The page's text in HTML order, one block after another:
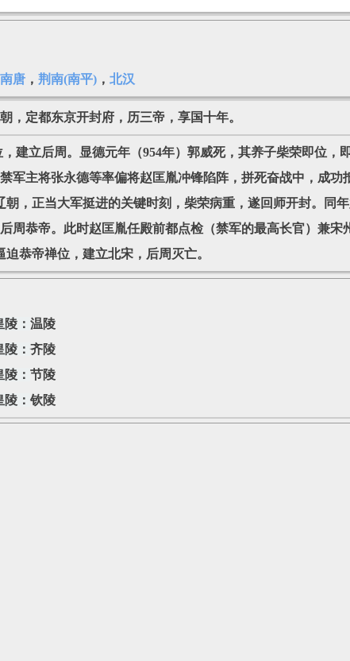
南唐 ， 荆南(南平) ， 北汉
，定都东京开封府，历三帝，享国十年。
建立后周。显德元年（954年）郭威死，其养子柴荣即位，
军主将张永德等率偏将赵匡胤冲锋陷阵，拼死奋战中，成功
，正当大军挺进的关键时刻，柴荣病重，遂回师开封。同
周恭帝。此时赵匡胤任殿前都点检（禁军的最高长官）兼宋
恭帝禅位，建立北宋，后周灭亡。
陵： 温陵
陵： 齐陵
陵： 节陵
陵： 钦陵